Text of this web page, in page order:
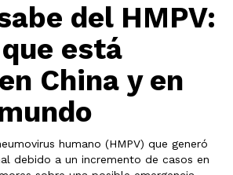
del HMPV:
está
China y en
humano (HMPV) que generó
debido a un incremento de casos en